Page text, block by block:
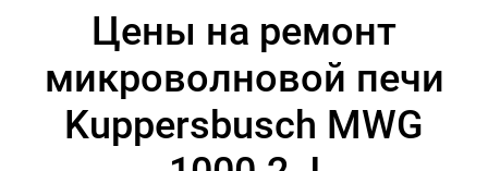
Цены на ремонт
микроволновой печи
Kuppersbusch MWG